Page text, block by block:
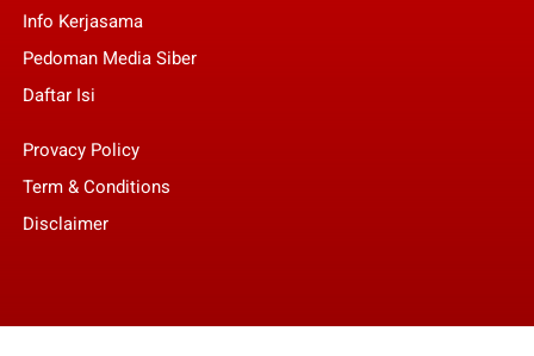
Info Kerjasama
Pedoman Media Siber
Daftar Isi
Provacy Policy
Term & Conditions
Disclaimer